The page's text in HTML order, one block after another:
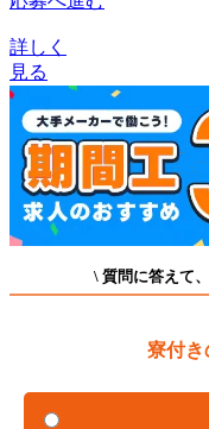
詳しく
見る
\ 質問に答えて、
寮付き